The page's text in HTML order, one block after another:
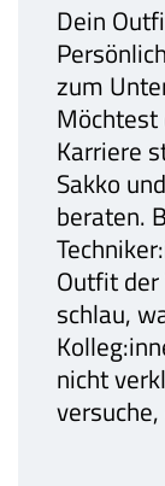
Dein
zum
Möchtest
Karriere
Sakko
beraten.
Outfit
schlau,
nicht